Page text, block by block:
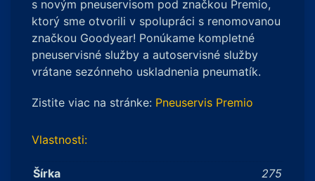
275/70
R16
119S
s novým pneuservisom pod značkou Premio,
ktorý sme otvorili v spolupráci s renomovanou
značkou Goodyear! Ponúkame kompletné
pneuservisné služby a autoservisné služby
vrátane sezónneho uskladnenia pneumatík.
Zistite viac na stránke: Pneuservis Premio
Vlastnosti:
Šírka
275